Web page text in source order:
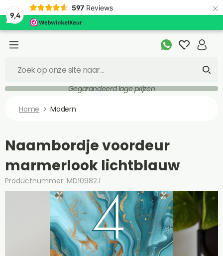
9,4
597 Reviews ×
Gegarandeerd lage prijzen
Home Modern
Naambordje voordeur
marmerlook lichtblauw
Productnummer: MD10982.1